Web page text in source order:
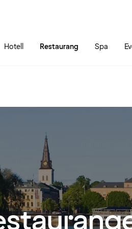
Hotell Restaurang Spa